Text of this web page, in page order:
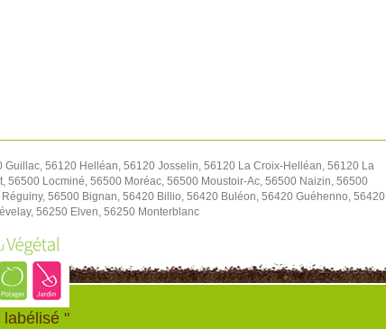
56120 Helléan, 56120 Josselin, 56120 La Croix-Helléan, 56120 La
Locminé, 56500 Moréac, 56500 Moustoir-Ac, 56500 Naizin, 56500
56500 Bignan, 56420 Billio, 56420 Buléon, 56420 Guéhenno, 56420
56250 Elven, 56250 Monterblanc
"